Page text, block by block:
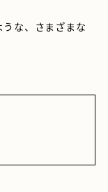
な、さまざまな